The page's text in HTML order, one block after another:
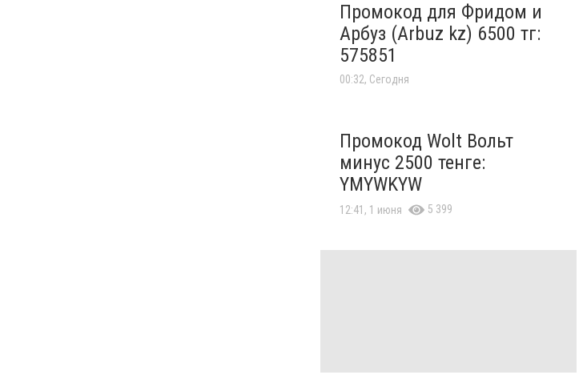
Промокод для Фридом и
Арбуз (Arbuz kz) 6500 тг:
575851
00:32, Сегодня
Промокод Wolt Вольт
минус 2500 тенге:
YMYWKYW
12:41, 1 июня 5 399